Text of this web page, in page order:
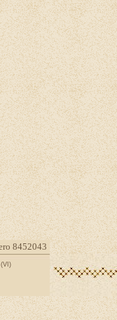
8452043